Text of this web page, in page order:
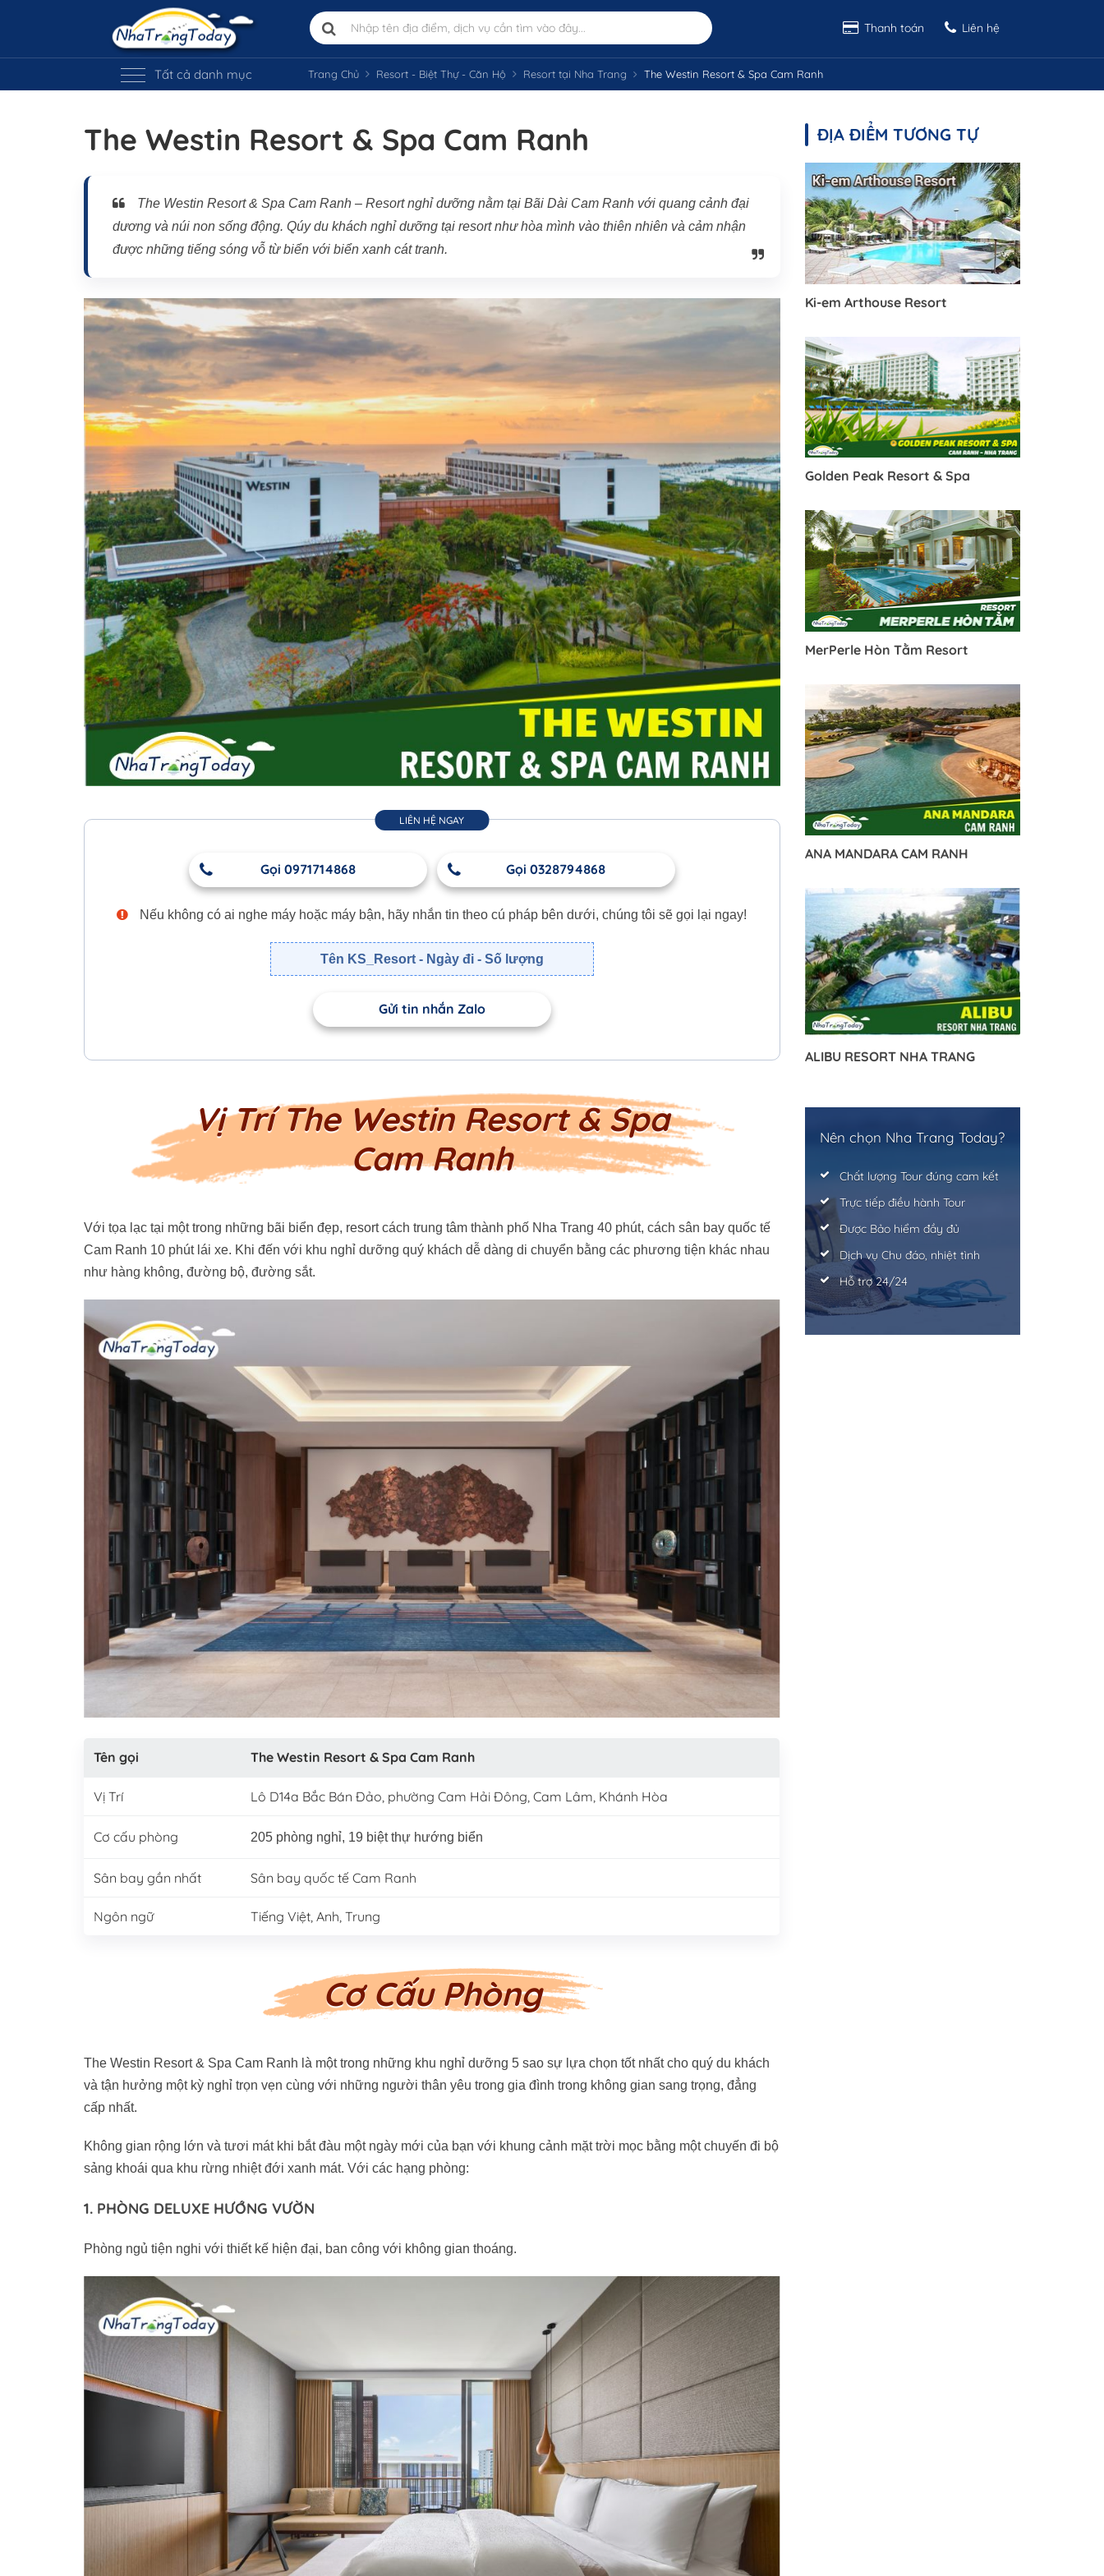
Thanh toán Liên hệ
Tất cả danh mục Trang Chủ Resort - Biệt Thự - Căn Hộ Resort tại Nha Trang The Westin Resort & Spa Cam Ranh
The Westin Resort & Spa Cam Ranh
The Westin Resort & Spa Cam Ranh – Resort nghỉ dưỡng nằm tại Bãi Dài Cam Ranh với quang cảnh đại
dương và núi non sống động. Qúy du khách nghỉ dưỡng tại resort như hòa mình vào thiên nhiên và cảm nhận
được những tiếng sóng vỗ từ biển với biển xanh cát tranh.
LIÊN HỆ NGAY
Gọi 0971714868 Gọi 0328794868
Nếu không có ai nghe máy hoặc máy bận, hãy nhắn tin theo cú pháp bên dưới, chúng tôi sẽ gọi lại ngay!
Tên KS_Resort - Ngày đi - Số lượng
Gửi tin nhắn Zalo
Vị Trí The Westin Resort & Spa
Cam Ranh
Với tọa lạc tại một trong những bãi biển đẹp, resort cách trung tâm thành phố Nha Trang 40 phút, cách sân bay quốc tế
Cam Ranh 10 phút lái xe. Khi đến với khu nghỉ dưỡng quý khách dễ dàng di chuyển bằng các phương tiện khác nhau
như hàng không, đường bộ, đường sắt.
Tên gọi The Westin Resort & Spa Cam Ranh
Vị Trí Lô D14a Bắc Bán Đảo, phường Cam Hải Đông, Cam Lâm, Khánh Hòa
Cơ cấu phòng 205 phòng nghỉ, 19 biệt thự hướng biển
Sân bay gần nhất Sân bay quốc tế Cam Ranh
Ngôn ngữ Tiếng Việt, Anh, Trung
Cơ Cấu Phòng
The Westin Resort & Spa Cam Ranh là một trong những khu nghỉ dưỡng 5 sao sự lựa chọn tốt nhất cho quý du khách
và tận hưởng một kỳ nghỉ trọn vẹn cùng với những người thân yêu trong gia đình trong không gian sang trọng, đẳng
cấp nhất.
Không gian rộng lớn và tươi mát khi bắt đàu một ngày mới của bạn với khung cảnh mặt trời mọc bằng một chuyến đi bộ
sảng khoái qua khu rừng nhiệt đới xanh mát. Với các hạng phòng:
1. PHÒNG DELUXE HƯỚNG VƯỜN
Phòng ngủ tiện nghi với thiết kế hiện đại, ban công với không gian thoáng.
Vị trí trên bản đồ
ĐỊA ĐIỂM TƯƠNG TỰ
Ki-em Arthouse Resort
Golden Peak Resort & Spa
MerPerle Hòn Tằm Resort
ANA MANDARA CAM RANH
ALIBU RESORT NHA TRANG
Nên chọn Nha Trang Today?
Chất lượng Tour đúng cam kết
Trực tiếp điều hành Tour
Được Bảo hiểm đầy đủ
Dịch vụ Chu đáo, nhiệt tình
Hỗ trợ 24/24